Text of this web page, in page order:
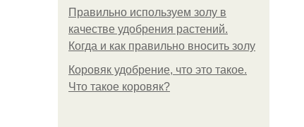
Правильно используем золу в
качестве удобрения растений.
Когда и как правильно вносить золу
Коровяк удобрение, что это такое.
Что такое коровяк?